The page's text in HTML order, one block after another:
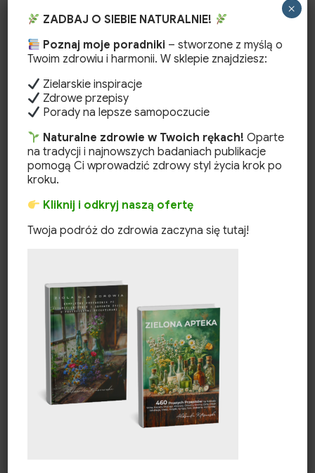
Kategorie
CBD
Herbaty ziołowe
Kosmetyki naturalne
Odchudzanie
Zioła na
Zioła sezonowe
Tagi
czarny bez
ZADBAJ O SIEBIE NATURALNIE!
Poznaj moje poradniki – stworzone z myślą o
Twoim zdrowiu i harmonii. W sklepie znajdziesz:
Zielarskie inspiracje
Zdrowe przepisy
Porady na lepsze samopoczucie
Naturalne zdrowie w Twoich rękach! Oparte
na tradycji i najnowszych badaniach publikacje
pomogą Ci wprowadzić zdrowy styl życia krok po
kroku.
Kliknij i odkryj naszą ofertę
Twoja podróż do zdrowia zaczyna się tutaj!
×